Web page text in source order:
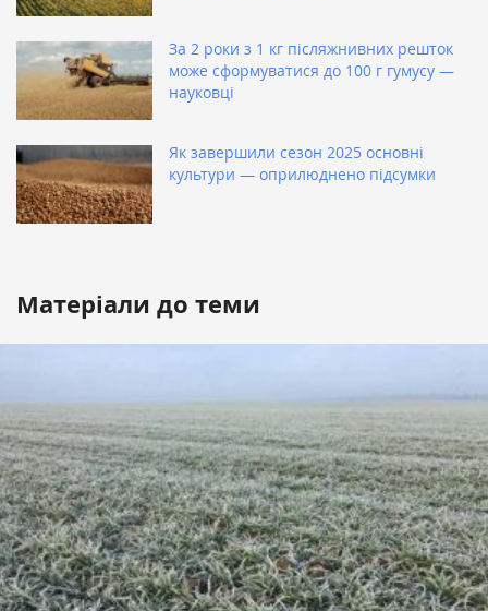
За 2 роки з 1 кг післяжнивних решток
може сформуватися до 100 г гумусу —
науковці
Як завершили сезон 2025 основні
культури — оприлюднено підсумки
Матеріали до теми